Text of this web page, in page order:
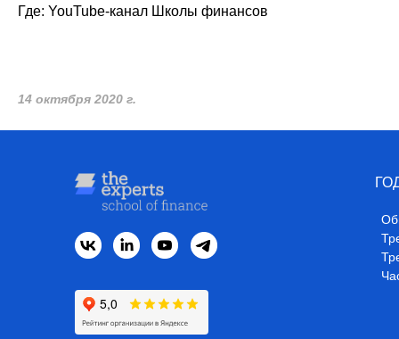
Где: YouTube-канал Школы финансов
14 октября 2020 г.